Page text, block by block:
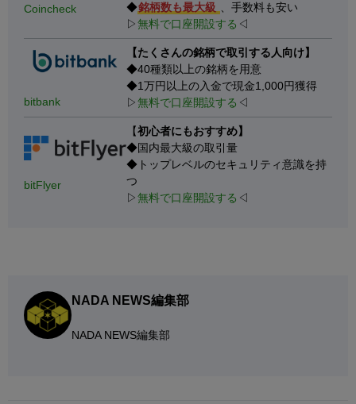
Coincheck ◆銘柄数も最大級 、手数料も安い
▷無料で口座開設する ◁
bitbank
【たくさんの銘柄で取引する人向け】
◆40種類以上の銘柄を用意
◆1万円以上の入金で現金1,000円獲得
▷無料で口座開設する ◁
bitFlyer
【初心者にもおすすめ】
◆国内最大級の取引量
◆トップレベルのセキュリティ意識を持
つ
▷無料で口座開設する ◁
NADA NEWS編集部
NADA NEWS編集部